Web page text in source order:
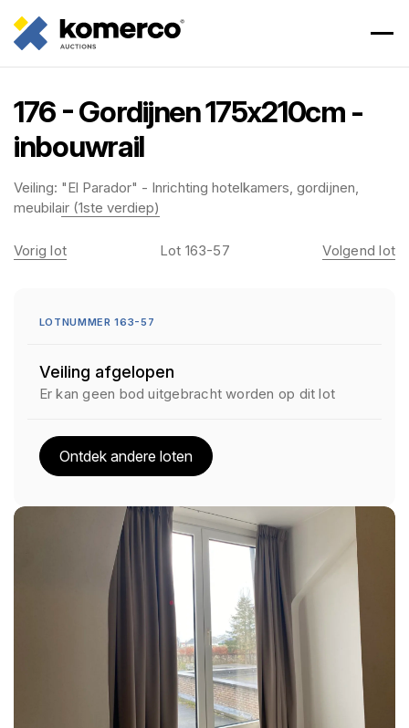
176 - Gordijnen 175x210cm -
inbouwrail
Veiling: "El Parador" - Inrichting hotelkamers, gordijnen,
meubilair (1ste verdiep)
Vorig lot Lot 163-57 Volgend lot
LOTNUMMER 163-57
Veiling afgelopen
Er kan geen bod uitgebracht worden op dit lot
Ontdek andere loten